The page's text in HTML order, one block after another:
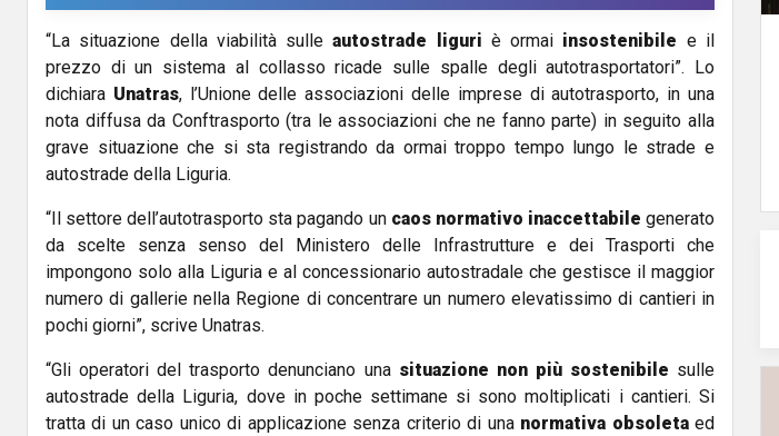
“La situazione della viabilità sulleautostrade liguri è ormai insostenibile e il
prezzo di un sistema al collasso ricade sulle spalle degli autotrasportatori”. Lo
dichiara Unatras, l’Unione delle associazioni delle imprese di autotrasporto, in una
nota diffusa da Conftrasporto (tra le associazioni che ne fanno parte) in seguito alla
grave situazione che si sta registrando da ormai troppo tempo lungo le strade e
autostrade della Liguria.
“Il settore dell’autotrasporto sta pagando un caos normativo inaccettabile generato
da scelte senza senso del Ministero delle Infrastrutture e dei Trasporti che
impongono solo alla Liguria e al concessionario autostradale che gestisce il maggior
numero di gallerie nella Regione di concentrare un numero elevatissimo di cantieri in
pochi giorni”, scrive Unatras.
“Gli operatori del trasporto denunciano una situazione non più sostenibile sulle
autostrade della Liguria, dove in poche settimane si sono moltiplicati i cantieri. Si
tratta di un caso unico di applicazione senza criterio di una normativa obsoletaed